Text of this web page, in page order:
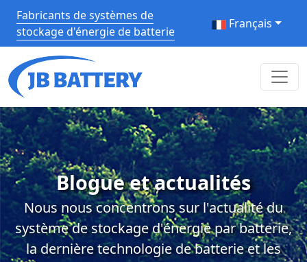
Fabricants de systèmes de
stockage d'énergie de batterie
Français
Blogue et actualités
Nous nous concentrons sur l'actualité du
système de stockage d'énergie par batterie,
la dernière technologie de batterie et les